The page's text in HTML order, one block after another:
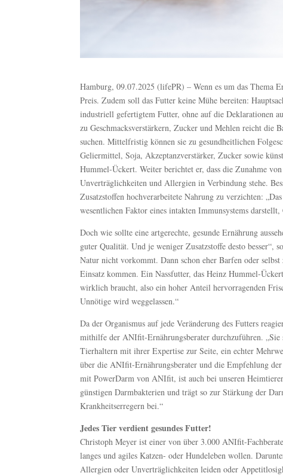
Hamburg, 09.07.2025 (lifePR) – Wenn es um das Thema
Preis. Zudem soll das Futter keine Mühe bereiten:
industriell gefertigtem Futter, ohne auf die Deklarationen
zu Geschmacksverstärkern, Zucker und Mehlen reicht die
suchen. Mittelfristig können sie zu gesundheitlichen
Geliermittel, Soja, Akzeptanzverstärker, Zucker sowie
Hummel-Ückert. Weiter berichtet er, dass die Zunahme
Unverträglichkeiten und Allergien in Verbindung stehe.
Zusatzstoffen hochverarbeitete Nahrung zu verzichten:
wesentlichen Faktor eines intakten Immunsystems darstellt,
Doch wie sollte eine artgerechte, gesunde Ernährung
guter Qualität. Und je weniger Zusatzstoffe desto
Natur nicht vorkommt. Dann schon eher Barfen oder
Einsatz kommen. Ein Nassfutter, das Heinz Hummel-
wirklich braucht, also ein hoher Anteil hervorragenden
Unnötige wird weggelassen.“
Da der Organismus auf jede Veränderung des Futters
mithilfe der ANIfit-Ernährungsberater durchzuführen.
Tierhaltern mit ihrer Expertise zur Seite, ein echter
über die ANIfit-Ernährungsberater und die Empfehlung
mit PowerDarm von ANIfit, ist auch bei unseren
günstigen Darmbakterien und trägt so zur Stärkung der
Krankheitserregern bei.“
Jedes Tier verdient gesundes Futter!
Christoph Meyer ist einer von über 3.000 ANIfit-
langes und agiles Katzen- oder Hundeleben wollen.
Allergien oder Unverträglichkeiten leiden oder